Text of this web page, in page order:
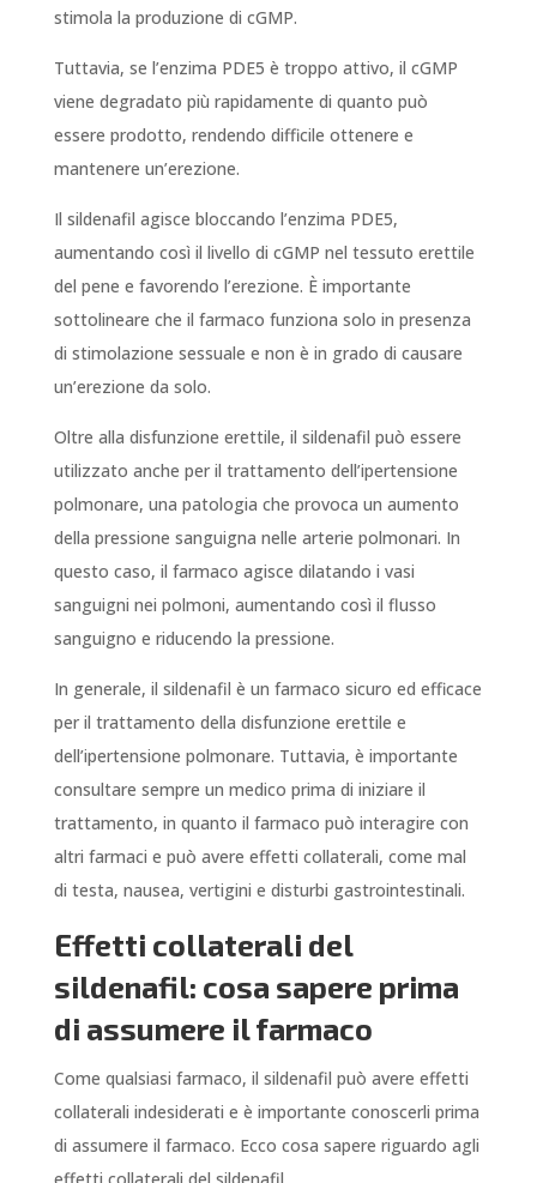
stimola la produzione di cGMP.
Tuttavia, se l’enzima PDE5 è troppo attivo, il cGMP
viene degradato più rapidamente di quanto può
essere prodotto, rendendo difficile ottenere e
mantenere un’erezione.
Il sildenafil agisce bloccando l’enzima PDE5,
aumentando così il livello di cGMP nel tessuto erettile
del pene e favorendo l’erezione. È importante
sottolineare che il farmaco funziona solo in presenza
di stimolazione sessuale e non è in grado di causare
un’erezione da solo.
Oltre alla disfunzione erettile, il sildenafil può essere
utilizzato anche per il trattamento dell’ipertensione
polmonare, una patologia che provoca un aumento
della pressione sanguigna nelle arterie polmonari. In
questo caso, il farmaco agisce dilatando i vasi
sanguigni nei polmoni, aumentando così il flusso
sanguigno e riducendo la pressione.
In generale, il sildenafil è un farmaco sicuro ed efficace
per il trattamento della disfunzione erettile e
dell’ipertensione polmonare. Tuttavia, è importante
consultare sempre un medico prima di iniziare il
trattamento, in quanto il farmaco può interagire con
altri farmaci e può avere effetti collaterali, come mal
di testa, nausea, vertigini e disturbi gastrointestinali.
Effetti collaterali del
sildenafil: cosa sapere prima
di assumere il farmaco
Come qualsiasi farmaco, il sildenafil può avere effetti
collaterali indesiderati e è importante conoscerli prima
di assumere il farmaco. Ecco cosa sapere riguardo agli